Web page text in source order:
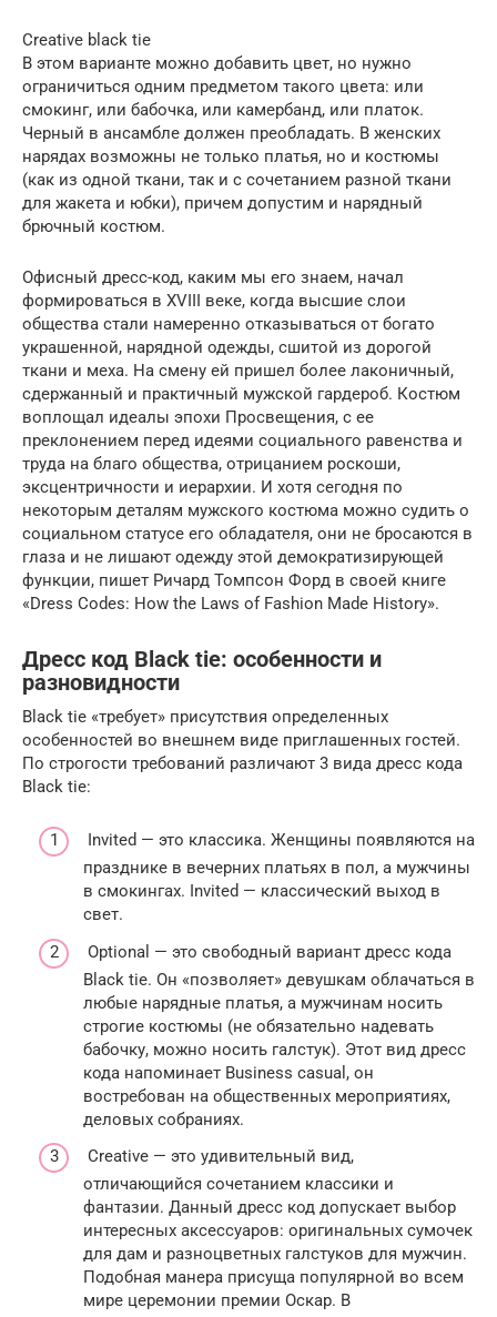
Сreative black tie
В этом варианте можно добавить цвет, но нужно
ограничиться одним предметом такого цвета: или
смокинг, или бабочка, или камербанд, или платок.
Черный в ансамбле должен преобладать. В женских
нарядах возможны не только платья, но и костюмы
(как из одной ткани, так и с сочетанием разной ткани
для жакета и юбки), причем допустим и нарядный
брючный костюм.
Офисный дресс-код, каким мы его знаем, начал
формироваться в XVIII веке, когда высшие слои
общества стали намеренно отказываться от богато
украшенной, нарядной одежды, сшитой из дорогой
ткани и меха. На смену ей пришел более лаконичный,
сдержанный и практичный мужской гардероб. Костюм
воплощал идеалы эпохи Просвещения, с ее
преклонением перед идеями социального равенства и
труда на благо общества, отрицанием роскоши,
эксцентричности и иерархии. И хотя сегодня по
некоторым деталям мужского костюма можно судить о
социальном статусе его обладателя, они не бросаются в
глаза и не лишают одежду этой демократизирующей
функции, пишет Ричард Томпсон Форд в своей книге
«Dress Codes: How the Laws of Fashion Made History».
Дресс код Black tie: особенности и
разновидности
Black tie «требует» присутствия определенных
особенностей во внешнем виде приглашенных гостей.
По строгости требований различают 3 вида дресс кода
Black tie:
Invited — это классика. Женщины появляются на
празднике в вечерних платьях в пол, а мужчины
в смокингах. Invited — классический выход в
свет.
Optional — это свободный вариант дресс кода
Black tie. Он «позволяет» девушкам облачаться в
любые нарядные платья, а мужчинам носить
строгие костюмы (не обязательно надевать
бабочку, можно носить галстук). Этот вид дресс
кода напоминает Business casual, он
востребован на общественных мероприятиях,
деловых собраниях.
Creative — это удивительный вид,
отличающийся сочетанием классики и
фантазии. Данный дресс код допускает выбор
интересных аксессуаров: оригинальных сумочек
для дам и разноцветных галстуков для мужчин.
Подобная манера присуща популярной во всем
мире церемонии премии Оскар. В